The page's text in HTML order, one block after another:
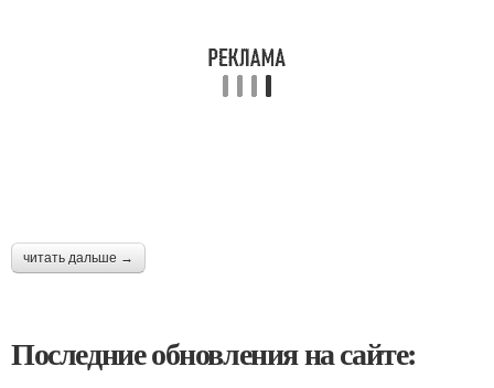
читать дальше →
Последние обновления на сайте: